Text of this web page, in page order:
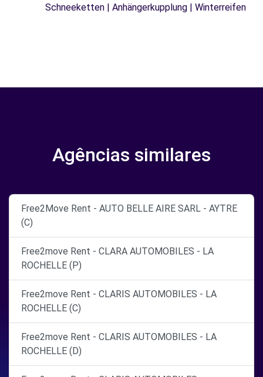
Schneeketten | Anhängerkupplung | Winterreifen
Agências similares
Free2Move Rent - AUTO BELLE AIRE SARL - AYTRE
(C)
Free2move Rent - CLARA AUTOMOBILES - LA
ROCHELLE (P)
Free2move Rent - CLARIS AUTOMOBILES - LA
ROCHELLE (C)
Free2move Rent - CLARIS AUTOMOBILES - LA
ROCHELLE (D)